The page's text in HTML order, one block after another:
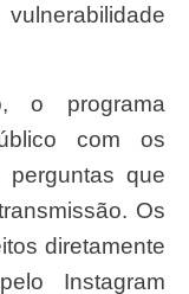
com os
perguntas que
Os
diretamente
Instagram